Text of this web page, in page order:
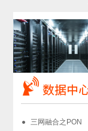
三网融合之PON